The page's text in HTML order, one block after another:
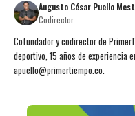
Augusto César Puello
Codirector
Cofundador y codirector de
deportivo, 15 años de experiencia
apuello@primertiempo.co.